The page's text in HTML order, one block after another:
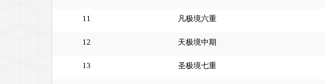
11 凡极境六重
12 天极境中期
13 圣极境七重